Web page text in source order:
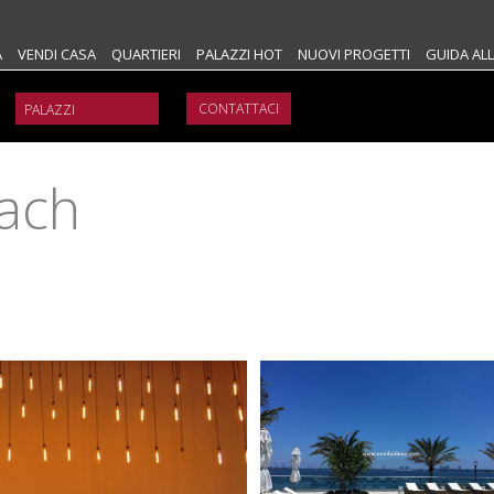
VENDI CASA QUARTIERI PALAZZI HOT NUOVI PROGETTI GUIDA
CONTATTACI